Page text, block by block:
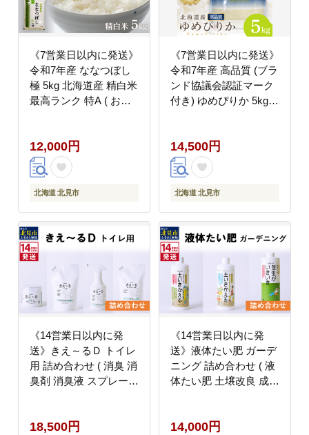
《7営業日以内に発送》
令和7年産 ななつぼし
極 5kg 北海道産 精白米
最高ランク 特A ( お米
12,000円
北海道 北見市
《7営業日以内に発送》
令和7年産 高品質 (ブラ
ンド協議会認証マーク
付き) ゆめぴりか 5kg
米 5キロ 5kg ごはん ラ
イス 特A ふるさと納税
)【080-0089】
14,500円
北海道 北見市
《14営業日以内に発
送》きえ～るＤ トイレ
用 詰め合わせ ( 消臭 消
臭剤 消臭液 スプレー
18,500円
《14営業日以内に発
送》液体たい肥 ガーデ
ニング 詰め合わせ ( 液
体たい肥 土壌改良 成長
グ 天然成分 )【084-
14,000円